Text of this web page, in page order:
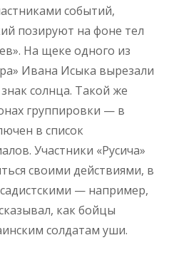
событий,
позируют на фоне тел
На щеке одного из
Ивана Исыка вырезали
солнца. Такой же
группировки — в
в список
Участники «Русича»
своими действиями, в
— например,
как бойцы
солдатам уши.